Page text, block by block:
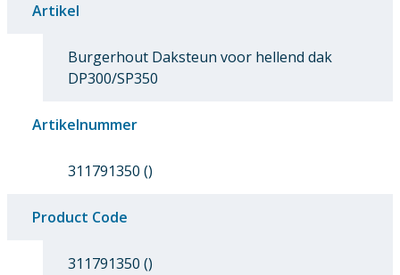
Artikel
Burgerhout Daksteun voor hellend dak
DP300/SP350
Artikelnummer
311791350 ()
Product Code
311791350 ()